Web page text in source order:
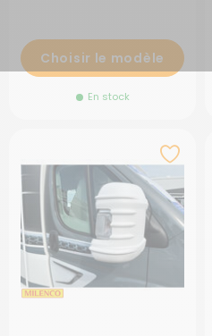
Choisir le modèle
En stock